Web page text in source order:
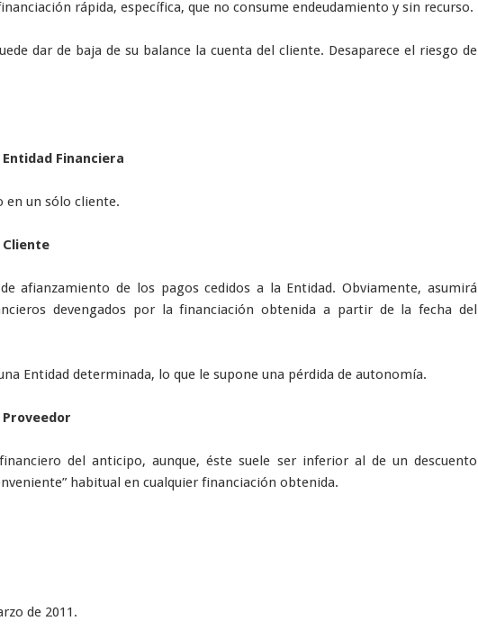
rápida, específica, que no consume endeudamiento y sin recurso.
dar de baja de su balance la cuenta del cliente. Desaparece el riesgo de
Financiera
en un sólo cliente.
afianzamiento de los pagos cedidos a la Entidad. Obviamente, asumirá
devengados por la financiación obtenida a partir de la fecha del
Entidad determinada, lo que le supone una pérdida de autonomía.
del anticipo, aunque, éste suele ser inferior al de un descuento
habitual en cualquier financiación obtenida.
de 2011.